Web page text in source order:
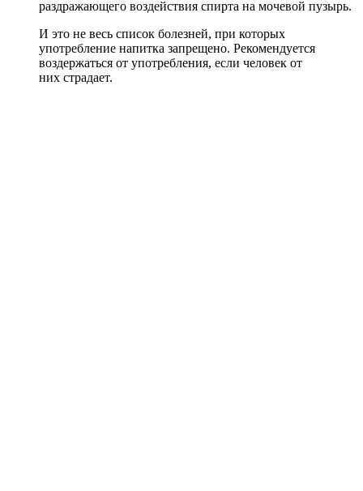
раздражающего воздействия спирта на мочевой пузырь.
И это не весь список болезней, при которых
употребление напитка запрещено. Рекомендуется
воздержаться от употребления, если человек от
них страдает.